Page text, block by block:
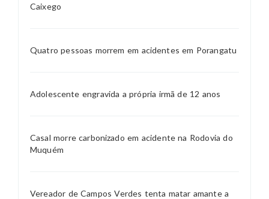
Caixego
Quatro pessoas morrem em acidentes em Porangatu
Adolescente engravida a própria irmã de 12 anos
Casal morre carbonizado em acidente na Rodovia do
Muquém
Vereador de Campos Verdes tenta matar amante a